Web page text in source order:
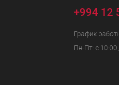
+994 12
График
Пн-Пт: с 10:00